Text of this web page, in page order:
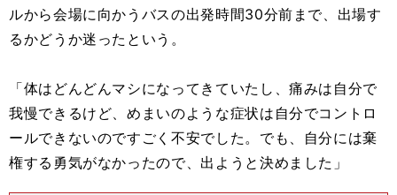
ルから会場に向かうバスの出発時間30分前まで、出場す
るかどうか迷ったという。
「体はどんどんマシになってきていたし、痛みは自分で
我慢できるけど、めまいのような症状は自分でコントロ
ールできないのですごく不安でした。でも、自分には棄
権する勇気がなかったので、出ようと決めました」